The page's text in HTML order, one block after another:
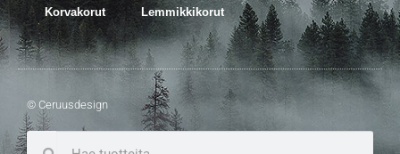
Korvakorut Lemmikkikorut
© Ceruusdesign